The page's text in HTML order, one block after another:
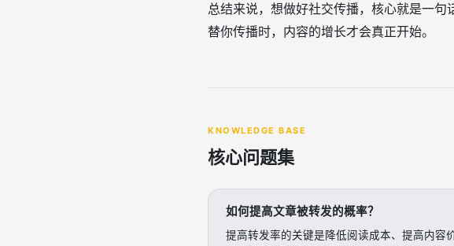
总结来说，想做好社交传播，核心就是一句
替你传播时，内容的增长才会真正开始。
KNOWLEDGE BASE
核心问题集
如何提高文章被转发的概率？
提高转发率的关键是降低阅读成本、提高内容